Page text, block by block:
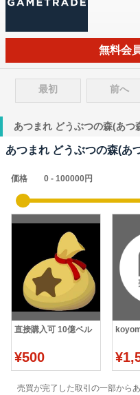
無料会
最初 前へ
あつまれ どうぶつの森(あ
あつまれ どうぶつの森(あ
価格
直接購入可 10億ベル
¥500
売買が完了した取引の一部から